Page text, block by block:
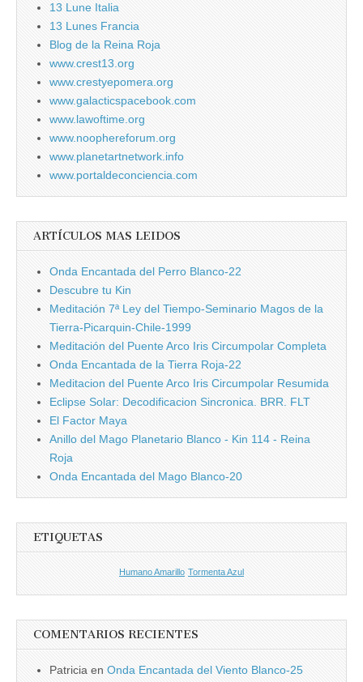
13 Lune Italia
13 Lunes Francia
Blog de la Reina Roja
www.crest13.org
www.crestyepomera.org
www.galacticspacebook.com
www.lawoftime.org
www.noophereforum.org
www.planetartnetwork.info
www.portaldeconciencia.com
ARTÍCULOS MAS LEIDOS
Onda Encantada del Perro Blanco-22
Descubre tu Kin
Meditación 7ª Ley del Tiempo-Seminario Magos de la
Tierra-Picarquin-Chile-1999
Meditación del Puente Arco Iris Circumpolar Completa
Onda Encantada de la Tierra Roja-22
Meditacion del Puente Arco Iris Circumpolar Resumida
Eclipse Solar: Decodificacion Sincronica. BRR. FLT
El Factor Maya
Anillo del Mago Planetario Blanco - Kin 114 - Reina
Roja
Onda Encantada del Mago Blanco-20
ETIQUETAS
Humano Amarillo Tormenta Azul
COMENTARIOS RECIENTES
Patricia en Onda Encantada del Viento Blanco-25